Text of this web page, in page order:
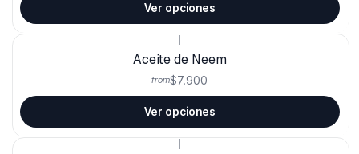
Ver opciones
Aceite de Neem
from$7.900
Ver opciones